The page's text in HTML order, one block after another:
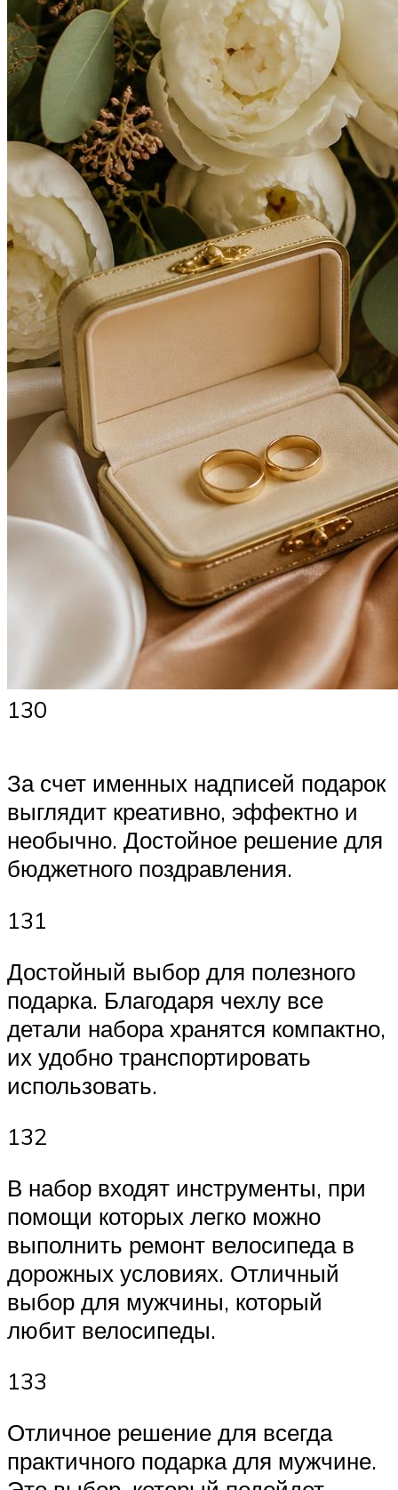
130
За счет именных надписей подарок
выглядит креативно, эффектно и
необычно. Достойное решение для
бюджетного поздравления.
131
Достойный выбор для полезного
подарка. Благодаря чехлу все
детали набора хранятся компактно,
их удобно транспортировать
использовать.
132
В набор входят инструменты, при
помощи которых легко можно
выполнить ремонт велосипеда в
дорожных условиях. Отличный
выбор для мужчины, который
любит велосипеды.
133
Отличное решение для всегда
практичного подарка для мужчине.